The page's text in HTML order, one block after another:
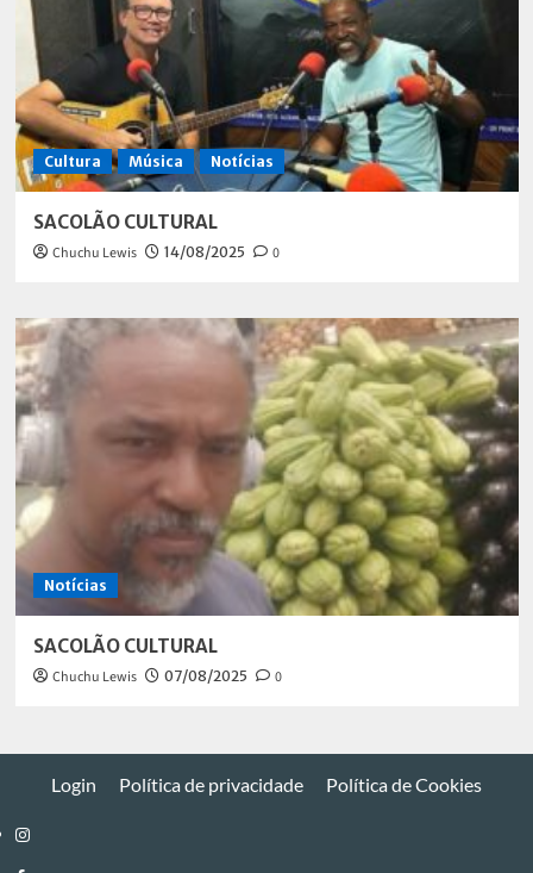
Cultura Música Notícias
SACOLÃO CULTURAL
Chuchu Lewis 14/08/2025 0
Notícias
SACOLÃO CULTURAL
Chuchu Lewis 07/08/2025 0
Login Política de privacidade Política de Cookies
Instagram